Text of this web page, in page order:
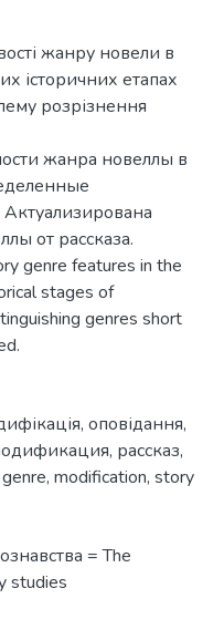
жанру новели в
історичних етапах
розрізнення
жанра новеллы в
от рассказа.
genre features in the
stages of
genres short
, оповідання,
, рассказ,
genre, modification, story
= The
studies